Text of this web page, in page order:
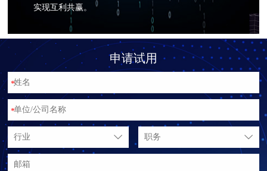
实现互利共赢。
申请试用
*
*
行业 职务